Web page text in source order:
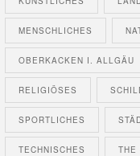
MENSCHLICHES
OBERKACKEN I. ALLGÄU
RELIGIÖSES
SPORTLICHES
TECHNISCHES THE